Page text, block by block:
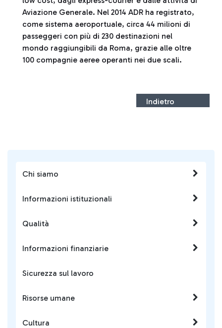
Chi siamo
Informazioni istituzionali
Qualità
Informazioni finanziarie
Sicurezza sul lavoro
Risorse umane
Cultura
Aviazione Generale. Nel 2014 ADR ha registrato,
come sistema aeroportuale, circa 44 milioni di
passeggeri con più di 230 destinazioni nel
mondo raggiungibili da Roma, grazie alle oltre
100 compagnie aeree operanti nei due scali.
Indietro